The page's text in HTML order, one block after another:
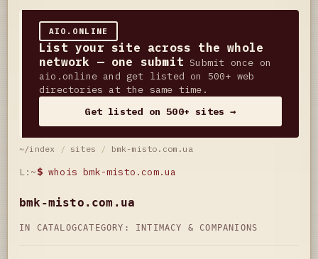
AIO.ONLINE
List your site across the whole
network — one submit Submit once on
aio.online and get listed on 500+ web
directories at the same time.
Get listed on 500+ sites →
~/index / sites / bmk-misto.com.ua
L:~$ whois bmk-misto.com.ua
bmk-misto.com.ua
IN CATALOGCATEGORY: INTIMACY & COMPANIONS